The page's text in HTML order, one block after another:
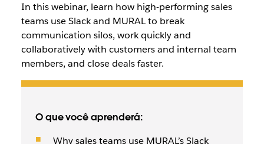
In this webinar, learn how high-performing sales
teams use Slack and MURAL to break
communication silos, work quickly and
collaboratively with customers and internal team
members, and close deals faster.
O que você aprenderá:
Why sales teams use MURAL’s Slack